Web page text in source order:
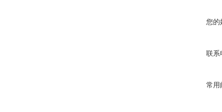
您的
联系
常用